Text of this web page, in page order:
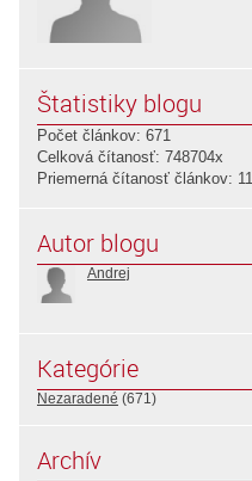
Štatistiky blogu
Počet článkov: 671
Celková čítanosť: 748704x
Priemerná čítanosť článkov:
Autor blogu
Andrej
Kategórie
Nezaradené (671)
Archív